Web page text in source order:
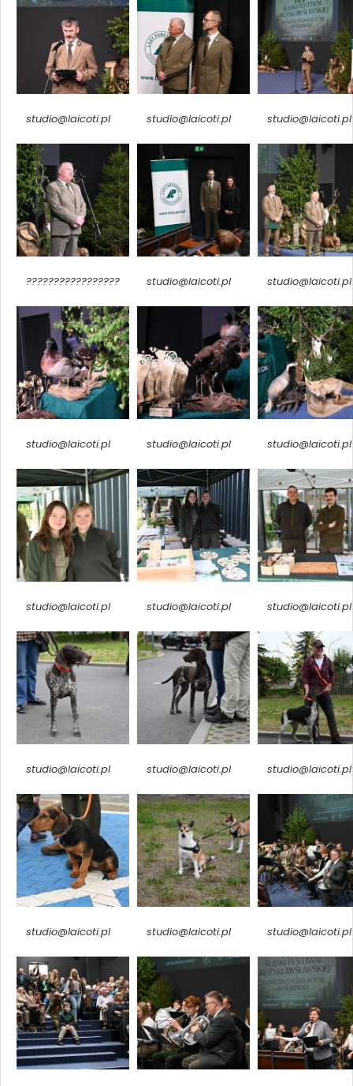
studio@laicoti.pl studio@laicoti.pl studio@laicoti.pl
????????????????? studio@laicoti.pl studio@laicoti.pl
studio@laicoti.pl studio@laicoti.pl studio@laicoti.pl
studio@laicoti.pl studio@laicoti.pl studio@laicoti.pl
studio@laicoti.pl studio@laicoti.pl studio@laicoti.pl
studio@laicoti.pl studio@laicoti.pl studio@laicoti.pl